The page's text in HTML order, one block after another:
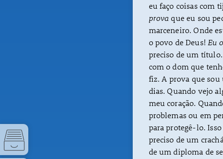
eu faço coisas com
provaque eu sou
marceneiro. Onde
o povo de Deus! Eu
preciso de um
com o dom que
fiz. A prova que sou
dias. Quando vejo
meu coração.
problemas ou em
para protegê-lo.
preciso de um
de um diploma de